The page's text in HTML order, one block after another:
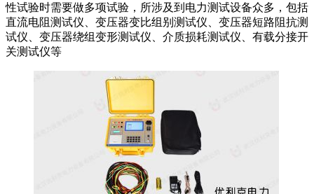
性试验时需要做多项试验，所涉及到电力测试设备众多，包括
直流电阻测试仪、变压器变比组别测试仪、变压器短路阻抗测
试仪、变压器绕组变形测试仪、介质损耗测试仪、有载分接开
关测试仪等